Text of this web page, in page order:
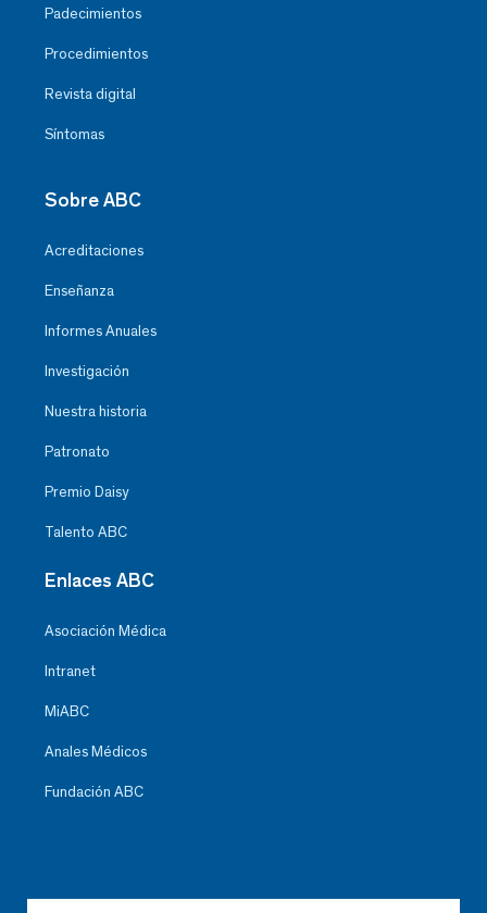
Padecimientos
Procedimientos
Revista digital
Síntomas
Sobre ABC
Acreditaciones
Enseñanza
Informes Anuales
Investigación
Nuestra historia
Patronato
Premio Daisy
Talento ABC
Enlaces ABC
Asociación Médica
Intranet
MiABC
Anales Médicos
Fundación ABC